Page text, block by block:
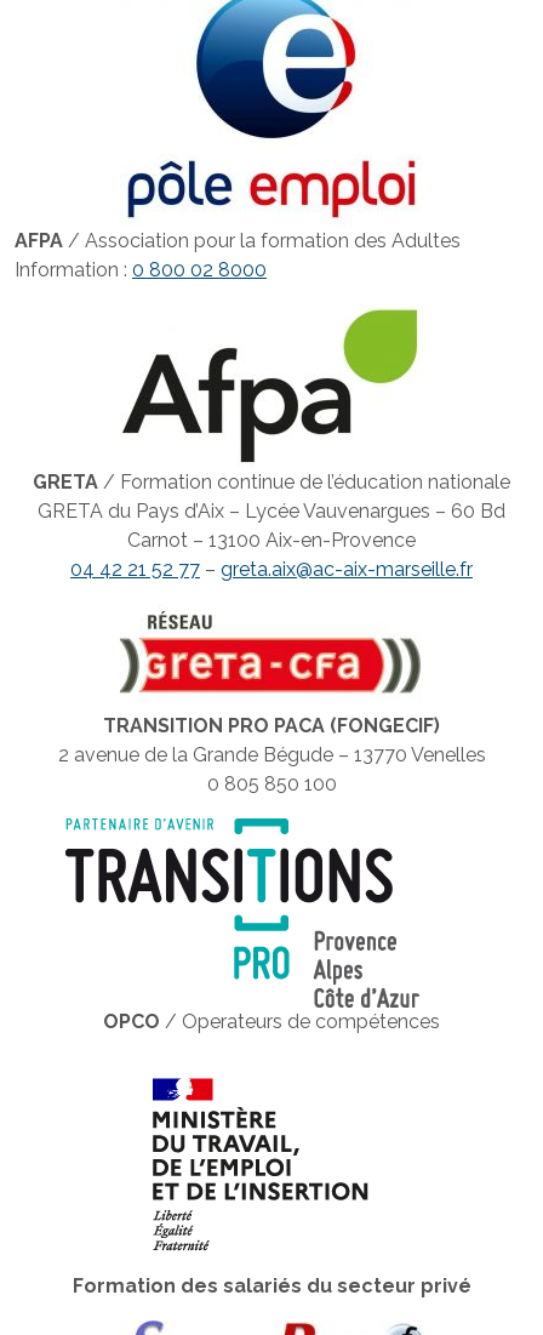
AFPA / Association pour la formation des Adultes
Information : 0 800 02 8000
GRETA / Formation continue de l’éducation nationale
GRETA du Pays d’Aix – Lycée Vauvenargues – 60 Bd
Carnot – 13100 Aix-en-Provence
04 42 21 52 77 – greta.aix@ac-aix-marseille.fr
TRANSITION PRO PACA (FONGECIF)
2 avenue de la Grande Bégude – 13770 Venelles
0 805 850 100
OPCO / Operateurs de compétences
Formation des salariés du secteur privé